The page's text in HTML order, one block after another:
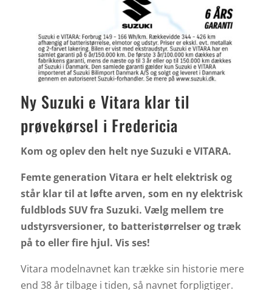
Ny Suzuki e Vitara klar til
prøvekørsel i Fredericia
Kom og oplev den helt nye Suzuki e VITARA.
Femte generation Vitara er helt elektrisk og
står klar til at løfte arven, som en ny elektrisk
fuldblods SUV fra Suzuki. Vælg mellem tre
udstyrsversioner, to batteristørrelser og træk
på to eller fire hjul. Vis ses!
Vitara modelnavnet kan trække sin historie mere
end 38 år tilbage i tiden, så navnet forpligtiger.